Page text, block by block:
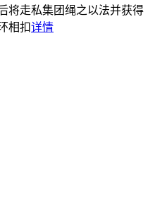
将走私集团绳之以法并获得
相扣详情